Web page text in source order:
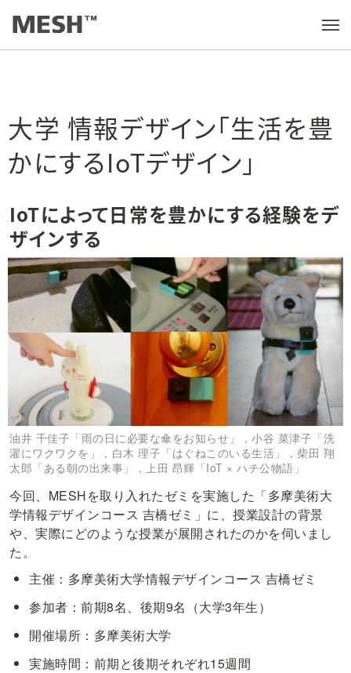
メ
ュ
学びの実践例 /
大学 情報デザイン「生活を豊
かにするIoTデザイン」
IoTによって日常を豊かにする経験をデ
ザインする
油井 千佳子「雨の日に必要な傘をお知らせ」，小谷 菜津子「洗
濯にワクワクを」，白木 理子「はぐねこのいる生活」，柴田 翔
太郎「ある朝の出来事」，上田 昂輝「IoT × ハチ公物語」
今回、MESHを取り入れたゼミを実施した「多摩美術大
学情報デザインコース 吉橋ゼミ」に、授業設計の背景
や、実際にどのような授業が展開されたのかを伺いまし
た。
主催：多摩美術大学情報デザインコース 吉橋ゼミ
参加者：前期8名、後期9名（大学3年生）
開催場所：多摩美術大学
実施時間：前期と後期それぞれ15週間